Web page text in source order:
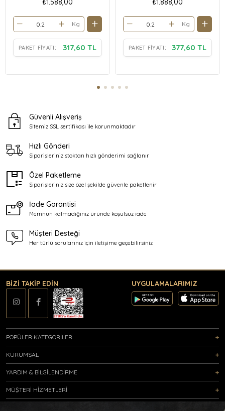
₺1.588,00
Kg
PAKET FIYATI: 317,60 TL
₺1.888,00
Kg
PAKET FIYATI: 377,60 TL
Güvenli Alışveriş
Sitemiz SSL sertifikası ile korunmaktadır
Hızlı Gönderi
Siparişleriniz stoktan hızlı gönderimi sağlanır
Özel Paketleme
Siparişleriniz size özel şekilde güvenle paketlenir
İade Garantisi
Memnun kalmadığınız üründe koşulsuz iade
Müşteri Desteği
Her türlü sorularınız için iletişime geçebilirsiniz
BİZİ TAKİP EDİN UYGULAMALARIMIZ
POPÜLER KATEGORİLER
KURUMSAL
YARDIM & BİLGİLENDİRME
MÜŞTERİ HİZMETLERİ